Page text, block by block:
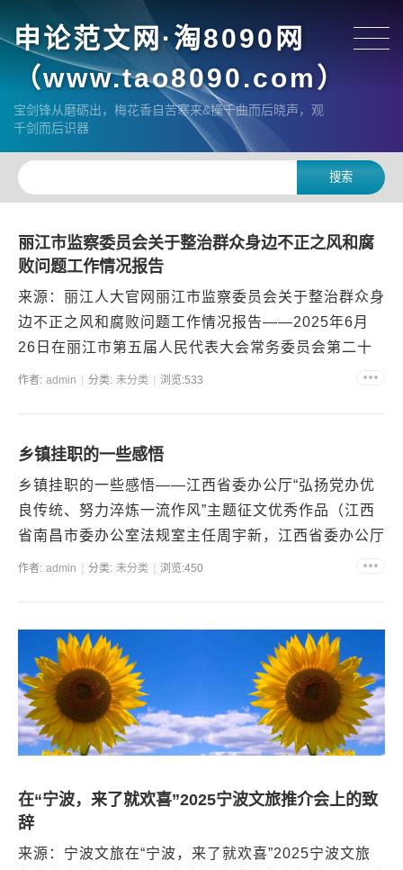
申论范文网·淘8090网
（www.tao8090.com）
宝剑锋从磨砺出，梅花香自苦寒来&操千曲而后晓声，观
千剑而后识器
丽江市监察委员会关于整治群众身边不正之风和腐
败问题工作情况报告
来源：丽江人大官网丽江市监察委员会关于整治群众身
边不正之风和腐败问题工作情况报告——2025年6月
26日在丽江市第五届人民代表大会常务委员会第二十
三次会议上市监察委员会主任聂金辉 主任、各位...
作者: admin 分类: 未分类 浏览:533
乡镇挂职的一些感悟
乡镇挂职的一些感悟——江西省委办公厅“弘扬党办优
良传统、努力淬炼一流作风”主题征文优秀作品（江西
省南昌市委办公室法规室主任周宇新，江西省委办公厅
赣办工作2025年9月15日发布） 2023年...
作者: admin 分类: 未分类 浏览:450
在“宁波，来了就欢喜”2025宁波文旅推介会上的致
辞
来源：宁波文旅在“宁波，来了就欢喜”2025宁波文旅